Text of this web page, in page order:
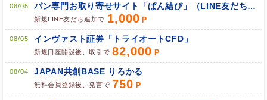
他のサイトにアクセスする
ブラウザのクッキー情報を全て削除してブラウザを再起動
ポケマNetにログインして「ポイント対象リンク」からポイント
広告を利用
08/05 パン専門お取り寄せサイト「ぱん結び」（LINE友だち追加）
新規LINE友だち追加で 1,000
08/05 インヴァスト証券「トライオートCFD」
新規口座開設後、取引で 82,000
08/04 JAPAN共創BASE りろかる
無料会員登録後、発言で 750